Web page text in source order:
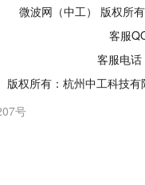
微波网（中工） 版权所
客服
客服电
版权所有：杭州中工科技
号